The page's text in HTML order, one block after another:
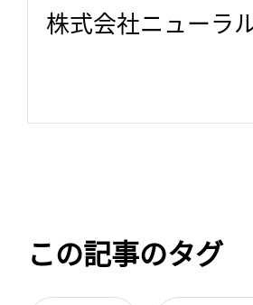
株式会社ニューラ
この記事のタグ